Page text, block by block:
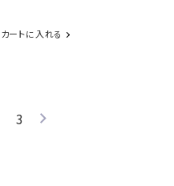
カートに入れる
3